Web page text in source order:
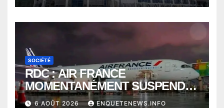
SOCIÉTÉ
RDC : AIR FRANCE
MOMENTANÉMENT SUSPENDU
ENTRE KINSHASA ET PARIS ?
6 AOÛT 2026 ENQUETENEWS.INFO